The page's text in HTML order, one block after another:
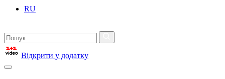
RU
Відкрити у додатку